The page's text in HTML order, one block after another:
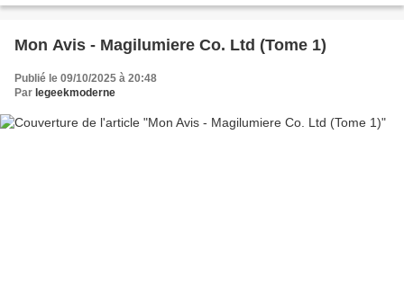
Mon Avis - Magilumiere Co. Ltd (Tome 1)
Publié le 09/10/2025 à 20:48
Par legeekmoderne